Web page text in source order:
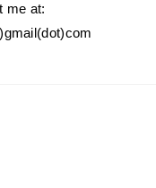
me at: